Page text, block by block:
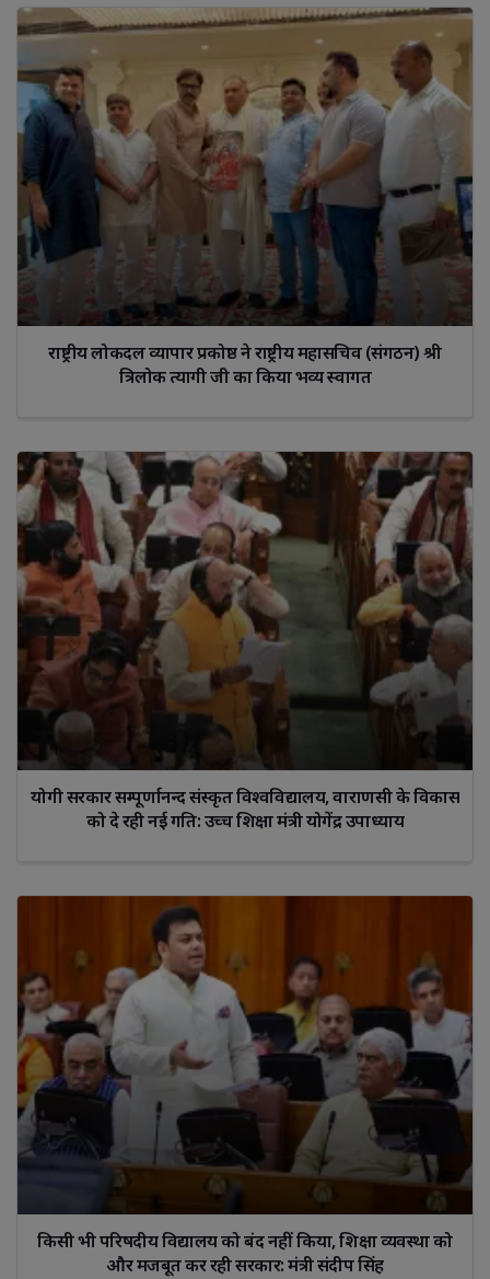
राष्ट्रीय लोकदल व्यापार प्रकोष्ठ ने राष्ट्रीय महासचिव (संगठन) श्री
त्रिलोक त्यागी जी का किया भव्य स्वागत
योगी सरकार सम्पूर्णानन्द संस्कृत विश्वविद्यालय, वाराणसी के विकास
को दे रही नई गति: उच्च शिक्षा मंत्री योगेंद्र उपाध्याय
किसी भी परिषदीय विद्यालय को बंद नहीं किया, शिक्षा व्यवस्था को
और मजबूत कर रही सरकार: मंत्री संदीप सिंह